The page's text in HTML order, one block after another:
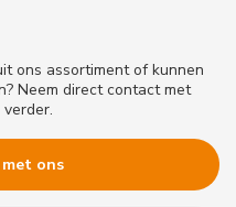
ons assortiment of kunnen
Neem direct contact met
ons